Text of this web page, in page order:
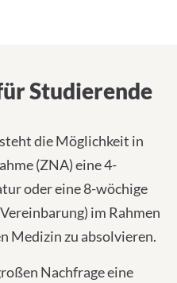
Studierende
die Möglichkeit in
(ZNA) eine 4-
oder eine 8-wöchige
im Rahmen
Medizin zu absolvieren.
Nachfrage eine